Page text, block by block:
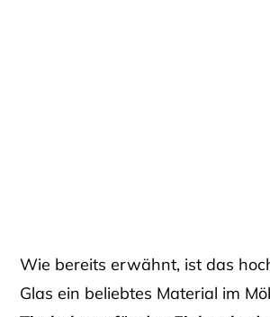
Wie bereits erwähnt, ist das
Glas ein beliebtes Material im